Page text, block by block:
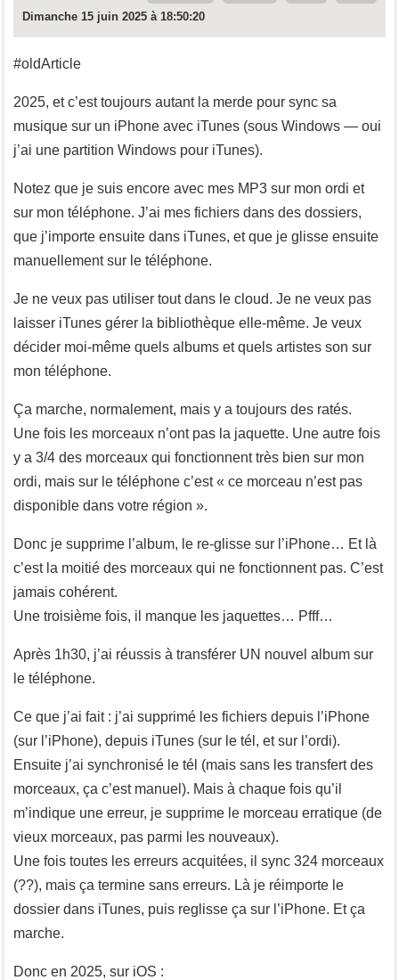
Dimanche 15 juin 2025 à 18:50:20
#oldArticle
2025, et c’est toujours autant la merde pour sync sa
musique sur un iPhone avec iTunes (sous Windows — oui
j’ai une partition Windows pour iTunes).
Notez que je suis encore avec mes MP3 sur mon ordi et
sur mon téléphone. J’ai mes fichiers dans des dossiers,
que j’importe ensuite dans iTunes, et que je glisse ensuite
manuellement sur le téléphone.
Je ne veux pas utiliser tout dans le cloud. Je ne veux pas
laisser iTunes gérer la bibliothèque elle-même. Je veux
décider moi-même quels albums et quels artistes son sur
mon téléphone.
Ça marche, normalement, mais y a toujours des ratés.
Une fois les morceaux n’ont pas la jaquette. Une autre fois
y a 3/4 des morceaux qui fonctionnent très bien sur mon
ordi, mais sur le téléphone c’est « ce morceau n’est pas
disponible dans votre région ».
Donc je supprime l’album, le re-glisse sur l’iPhone… Et là
c’est la moitié des morceaux qui ne fonctionnent pas. C’est
jamais cohérent.
Une troisième fois, il manque les jaquettes… Pfff…
Après 1h30, j’ai réussis à transférer UN nouvel album sur
le téléphone.
Ce que j’ai fait : j’ai supprimé les fichiers depuis l’iPhone
(sur l’iPhone), depuis iTunes (sur le tél, et sur l’ordi).
Ensuite j’ai synchronisé le tél (mais sans les transfert des
morceaux, ça c’est manuel). Mais à chaque fois qu’il
m’indique une erreur, je supprime le morceau erratique (de
vieux morceaux, pas parmi les nouveaux).
Une fois toutes les erreurs acquitées, il sync 324 morceaux
(??), mais ça termine sans erreurs. Là je réimporte le
dossier dans iTunes, puis reglisse ça sur l’iPhone. Et ça
marche.
Donc en 2025, sur iOS :